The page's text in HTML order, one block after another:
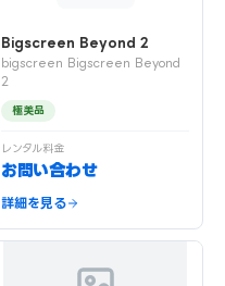
Bigscreen Beyond 2
bigscreen Bigscreen Beyond
2
極美品
レンタル料金
お問い合わせ
詳細を見る